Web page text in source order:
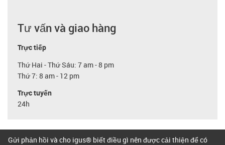
Tư vấn và giao hàng
Trực tiếp
Thứ Hai - Thứ Sáu: 7 am - 8 pm
Thứ 7: 8 am - 12 pm
Trực tuyến
24h
Gửi phản hồi và cho igus® biết điều gì nên được cải thiện để có